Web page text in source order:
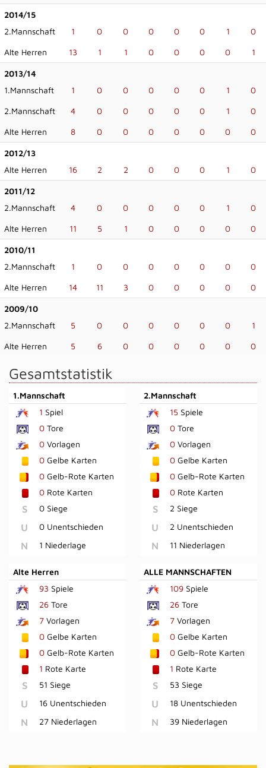
2014/15
2.Mannschaft
1 0 0 0 0 0 1 0
Alte Herren 13 1 1 0 0 0 0 1
2013/14
1.Mannschaft
1 0 0 0 0 0 1 0
2.Mannschaft 4 0 0 0 0 0 1 0
Alte Herren 8 0 0 0 0 0 0 0
2012/13
Alte Herren
16 2 2 0 0 0 1 0
2011/12
2.Mannschaft
4 0 0 0 0 0 1 0
Alte Herren 11 5 1 0 0 0 0 0
2010/11
2.Mannschaft
1 0 0 0 0 0 0 0
Alte Herren 14 11 3 0 0 0 0 0
2009/10
2.Mannschaft
5 0 0 0 0 0 0 1
Alte Herren 5 6 0 0 0 0 0 0
Gesamtstatistik
1.Mannschaft
1 Spiel
0 Tore
0 Vorlagen
0 Gelbe Karten
0 Gelb-Rote Karten
0 Rote Karten
S 0 Siege
U 0 Unentschieden
N 1 Niederlage
2.Mannschaft
15 Spiele
0Tore
0Vorlagen
0Gelbe Karten
0Gelb-Rote Karten
0Rote Karten
S 2 Siege
U 2 Unentschieden
N 11 Niederlagen
Alte Herren
93 Spiele
26 Tore
7 Vorlagen
0 Gelbe Karten
0 Gelb-Rote Karten
1 Rote Karte
S 51 Siege
U 16 Unentschieden
N 27 Niederlagen
ALLE MANNSCHAFTEN
109Spiele
26Tore
7Vorlagen
0Gelbe Karten
0Gelb-Rote Karten
1 Rote Karte
S 53 Siege
U 18 Unentschieden
N 39 Niederlagen